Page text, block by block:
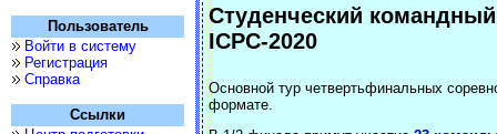
Пользователь
Войти в систему
Регистрация
Справка
Ссылки
Студенческий
ICPC-2020
Основной тур четвертьфинальных
формате.